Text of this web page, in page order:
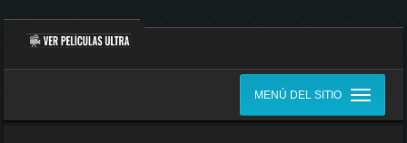
MENÚ DEL SITIO